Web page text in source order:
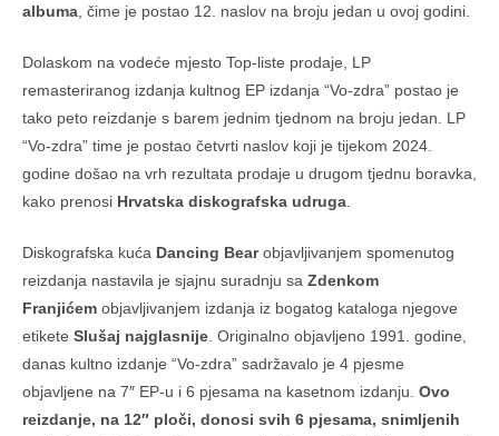
albuma , čime je postao 12. naslov na broju jedan u ovoj godini.
Dolaskom na vodeće mjesto Top-liste prodaje, LP
remasteriranog izdanja kultnog EP izdanja “Vo-zdra” postao je
tako peto reizdanje s barem jednim tjednom na broju jedan. LP
“Vo-zdra” time je postao četvrti naslov koji je tijekom 2024.
godine došao na vrh rezultata prodaje u drugom tjednu boravka,
kako prenosi Hrvatska diskografska udruga
Diskografska kuća Dancing Bearobjavljivanjem spomenutog
reizdanja nastavila je sjajnu suradnju sa Zdenkom
Franjićem objavljivanjem izdanja iz bogatog kataloga njegove
etikete Slušaj najglasnije . Originalno objavljeno 1991. godine,
danas kultno izdanje “Vo-zdra” sadržavalo je 4 pjesme
objavljene na 7″ EP-u i 6 pjesama na kasetnom izdanju. Ovo
reizdanje, na 12″ ploči, donosi svih 6 pjesama, snimljenih